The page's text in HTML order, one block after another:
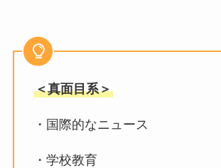
＜真面目系＞
・国際的なニュース
・学校教育